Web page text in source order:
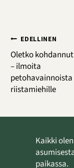
Artikkelien
selaus
EDELLINEN
Oletko
– ilmoita
petohavainnoista
riistamiehille
Kaikki
paikassa.